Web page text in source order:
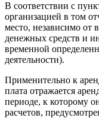
В соответствии с
организацией в том
место, независимо от
денежных средств и
временной
деятельности).
Применительно к
плата отражается
периоде, к которому
расчетов,